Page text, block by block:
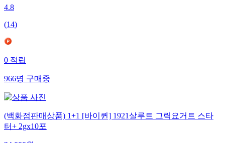
4.8
(14)
0적립
966명구매중
(백화점판매상품) 1+1 [바이퀸] 1921살루트 그릭요거트 스타
터+ 2gx10포